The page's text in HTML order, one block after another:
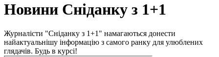
Новини Сніданку з 1+1
Журналісти "Сніданку з 1+1" намагаються донести
найактуальнішу інформацію з самого ранку для улюблених
глядачів. Будь в курсі!